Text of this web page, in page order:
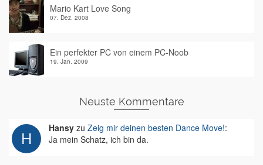
Mario Kart Love Song
07. Dez. 2008
Ein perfekter PC von einem PC-Noob
19. Jan. 2009
Neuste Kommentare
Hansy zu Zeig mir deinen besten Dance Move!:
Ja mein Schatz, ich bin da.